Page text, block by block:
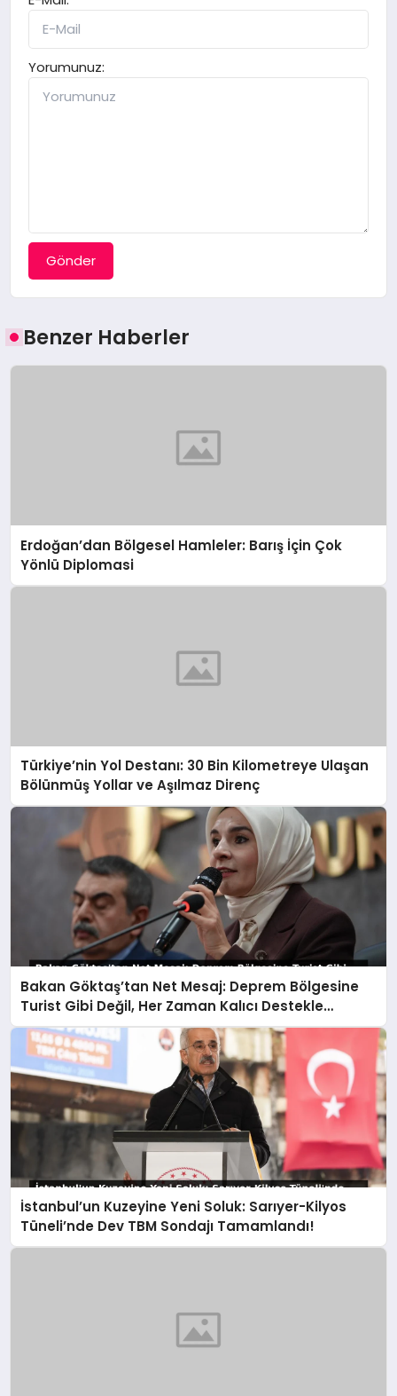
Yorumunuz:
Gönder
Benzer Haberler
Erdoğan’dan Bölgesel Hamleler: Barış İçin Çok
Yönlü Diplomasi
Türkiye’nin Yol Destanı: 30 Bin Kilometreye Ulaşan
Bölünmüş Yollar ve Aşılmaz Direnç
Bakan Göktaş’tan Net Mesaj: Deprem Bölgesine
Turist Gibi Değil, Her Zaman Kalıcı Destekle
Gidiyoruz!
İstanbul’un Kuzeyine Yeni Soluk: Sarıyer-Kilyos
Tüneli’nde Dev TBM Sondajı Tamamlandı!